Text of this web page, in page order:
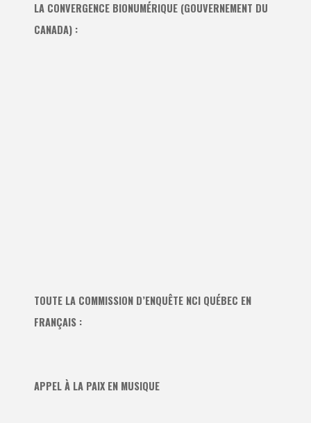
LA CONVERGENCE BIONUMÉRIQUE (GOUVERNEMENT DU
CANADA) :
TOUTE LA COMMISSION D’ENQUÊTE NCI QUÉBEC EN
FRANÇAIS :
APPEL À LA PAIX EN MUSIQUE